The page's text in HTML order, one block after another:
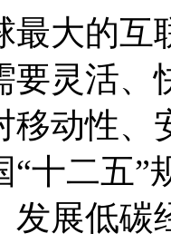
最大的互
要灵活、
移动性、
“十二五”
发展低碳